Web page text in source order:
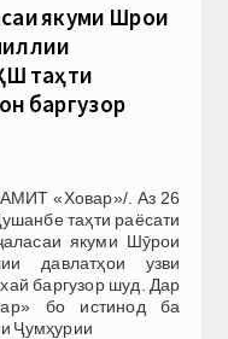
якуми Шӯрои
таҳти
баргузор
«Ховар»/. Аз 26
таҳти раёсати
якуми Шӯрои
давлатҳои узви
баргузор шуд. Дар
бо истинод ба
Ҷумҳурии